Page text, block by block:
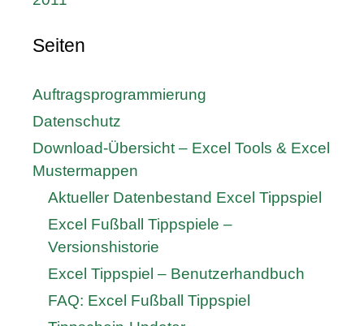
Seiten
Auftragsprogrammierung
Datenschutz
Download-Übersicht – Excel Tools & Excel
Mustermappen
Aktueller Datenbestand Excel Tippspiel
Excel Fußball Tippspiele –
Versionshistorie
Excel Tippspiel – Benutzerhandbuch
FAQ: Excel Fußball Tippspiel